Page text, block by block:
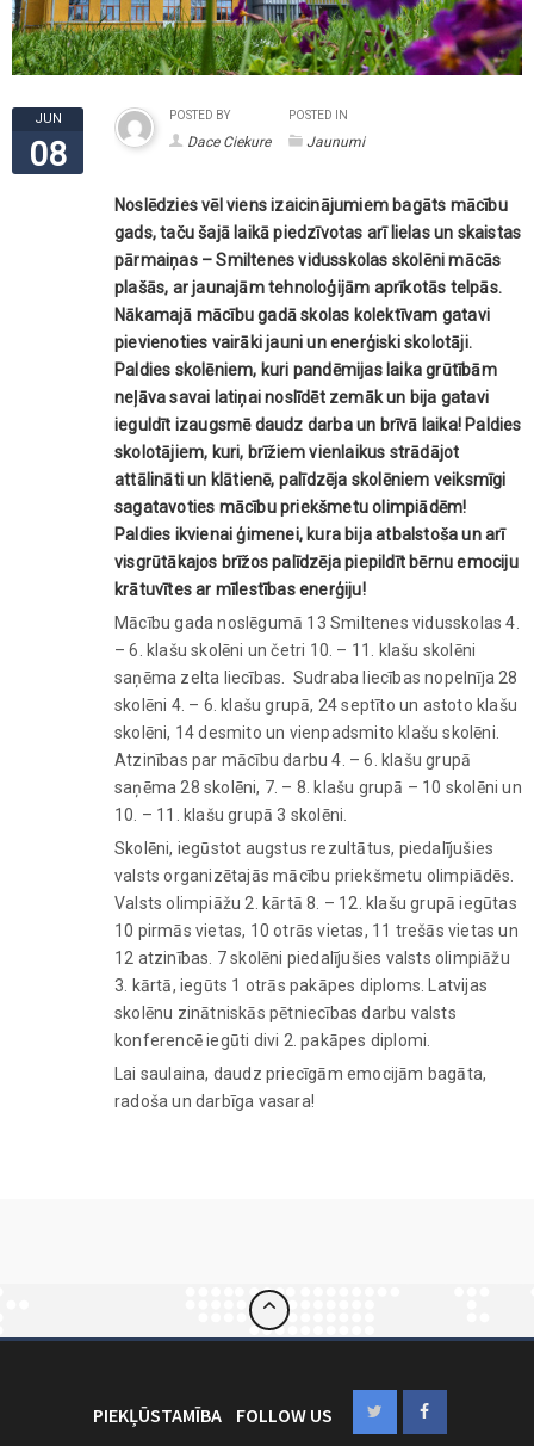
JUN
08
POSTED BY
Dace Ciekure
POSTED IN
Jaunumi
Noslēdzies vēl viens izaicinājumiem bagāts mācību
gads, taču šajā laikā piedzīvotas arī lielas un skaistas
pārmaiņas – Smiltenes vidusskolas skolēni mācās
plašās, ar jaunajām tehnoloģijām aprīkotās telpās.
Nākamajā mācību gadā skolas kolektīvam gatavi
pievienoties vairāki jauni un enerģiski skolotāji.
Paldies skolēniem, kuri pandēmijas laika grūtībām
neļāva savai latiņai noslīdēt zemāk un bija gatavi
ieguldīt izaugsmē daudz darba un brīvā laika! Paldies
skolotājiem, kuri, brīžiem vienlaikus strādājot
attālināti un klātienē, palīdzēja skolēniem veiksmīgi
sagatavoties mācību priekšmetu olimpiādēm!
Paldies ikvienai ģimenei, kura bija atbalstoša un arī
visgrūtākajos brīžos palīdzēja piepildīt bērnu emociju
krātuvītes ar mīlestības enerģiju!
Mācību gada noslēgumā 13 Smiltenes vidusskolas 4.
– 6. klašu skolēni un četri 10. – 11. klašu skolēni
saņēma zelta liecības. Sudraba liecības nopelnīja 28
skolēni 4. – 6. klašu grupā, 24 septīto un astoto klašu
skolēni, 14 desmito un vienpadsmito klašu skolēni.
Atzinības par mācību darbu 4. – 6. klašu grupā
saņēma 28 skolēni, 7. – 8. klašu grupā – 10 skolēni un
10. – 11. klašu grupā 3 skolēni.
Skolēni, iegūstot augstus rezultātus, piedalījušies
valsts organizētajās mācību priekšmetu olimpiādēs.
Valsts olimpiāžu 2. kārtā 8. – 12. klašu grupā iegūtas
10 pirmās vietas, 10 otrās vietas, 11 trešās vietas un
12 atzinības. 7 skolēni piedalījušies valsts olimpiāžu
3. kārtā, iegūts 1 otrās pakāpes diploms. Latvijas
skolēnu zinātniskās pētniecības darbu valsts
konferencē iegūti divi 2. pakāpes diplomi.
Lai saulaina, daudz priecīgām emocijām bagāta,
radoša un darbīga vasara!
PIEKĻŪSTAMĪBA FOLLOW US